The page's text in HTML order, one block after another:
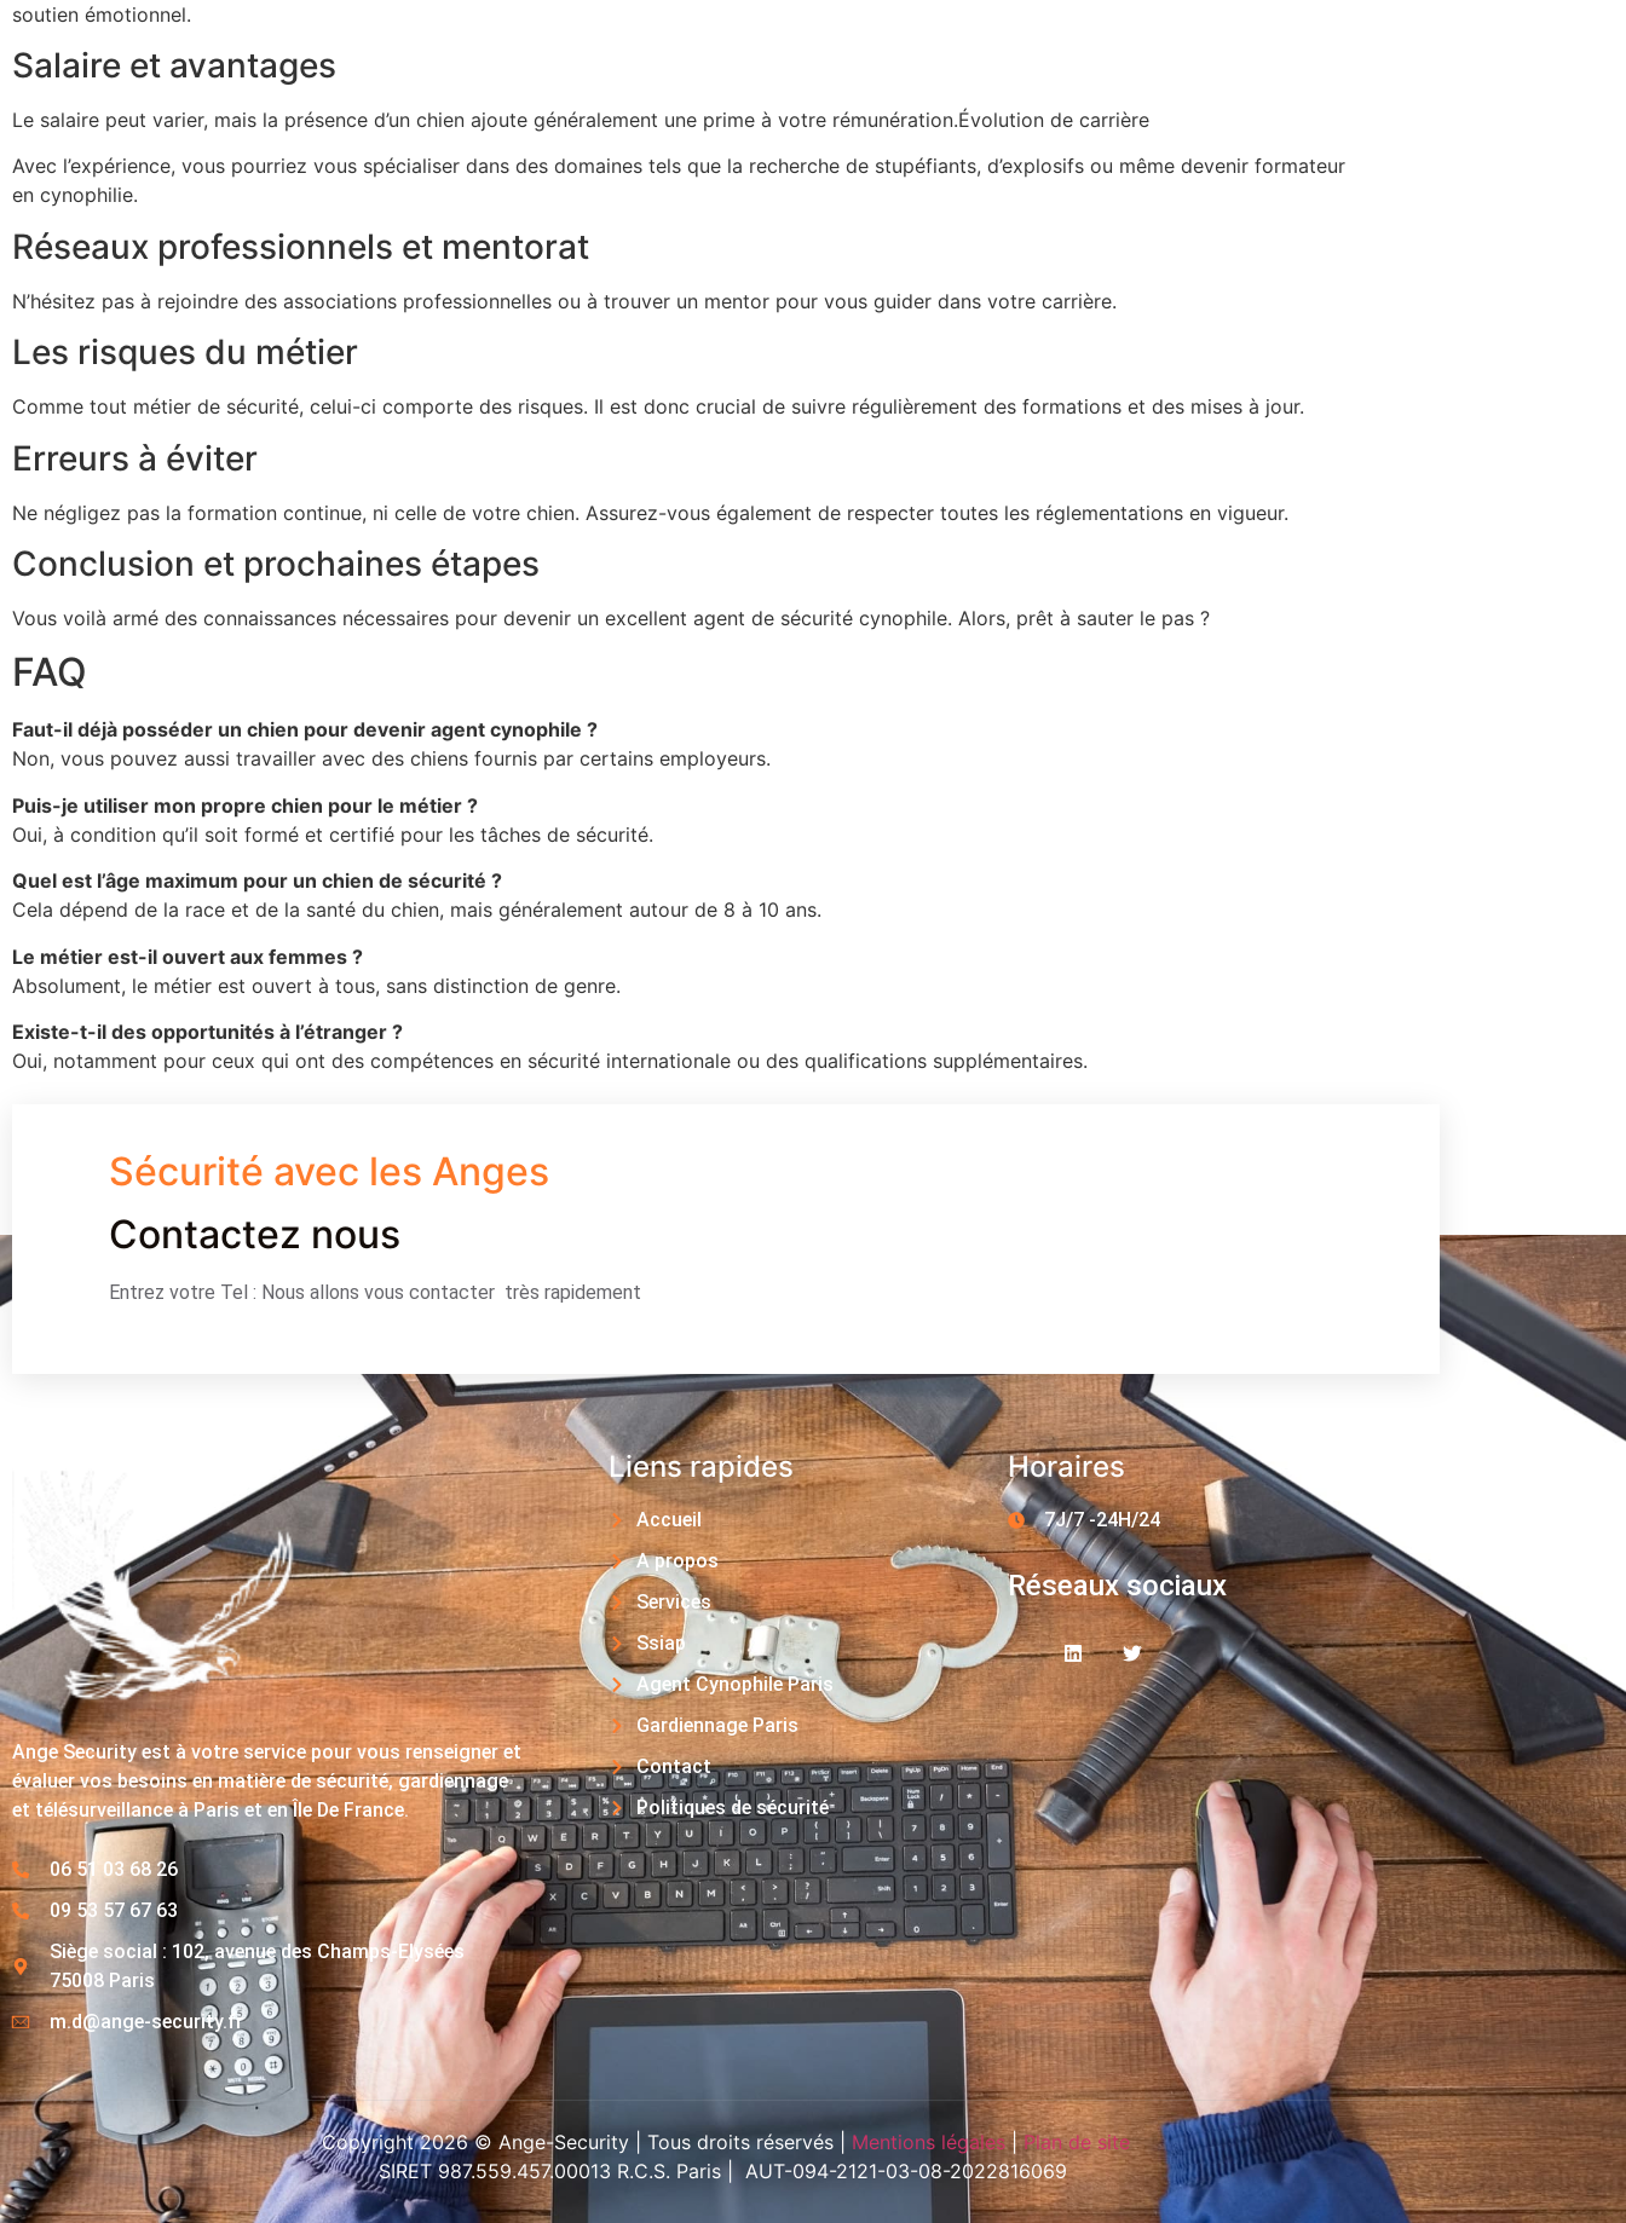
soutien émotionnel.
Salaire et avantages
Le salaire peut varier, mais la présence d’un chien ajoute généralement une prime à votre rémunération.Évolution de carrière
Avec l’expérience, vous pourriez vous spécialiser dans des domaines tels que la recherche de stupéfiants, d’explosifs ou même devenir formateur
en cynophilie.
Réseaux professionnels et mentorat
N’hésitez pas à rejoindre des associations professionnelles ou à trouver un mentor pour vous guider dans votre carrière.
Les risques du métier
Comme tout métier de sécurité, celui-ci comporte des risques. Il est donc crucial de suivre régulièrement des formations et des mises à jour.
Erreurs à éviter
Ne négligez pas la formation continue, ni celle de votre chien. Assurez-vous également de respecter toutes les réglementations en vigueur.
Conclusion et prochaines étapes
Vous voilà armé des connaissances nécessaires pour devenir un excellent agent de sécurité cynophile. Alors, prêt à sauter le pas ?
FAQ
Faut-il déjà posséder un chien pour devenir agent cynophile ?
Non, vous pouvez aussi travailler avec des chiens fournis par certains employeurs.
Puis-je utiliser mon propre chien pour le métier ?
Oui, à condition qu’il soit formé et certifié pour les tâches de sécurité.
Quel est l’âge maximum pour un chien de sécurité ?
Cela dépend de la race et de la santé du chien, mais généralement autour de 8 à 10 ans.
Le métier est-il ouvert aux femmes ?
Absolument, le métier est ouvert à tous, sans distinction de genre.
Existe-t-il des opportunités à l’étranger ?
Oui, notamment pour ceux qui ont des compétences en sécurité internationale ou des qualifications supplémentaires.
Sécurité avec les Anges
Contactez nous
Entrez votre Tel : Nous allons vous contacter très rapidement
Ange Security est à votre service pour vous renseigner et
évaluer vos besoins en matière de sécurité, gardiennage
et télésurveillance à Paris et en Île De France.
06 51 03 68 26
09 53 57 67 63
Siège social : 102, avenue des Champs-Elysées
75008 Paris
m.d@ange-security.fr
Liens rapides
Accueil
A propos
Services
Ssiap
Agent Cynophile Paris
Gardiennage Paris
Contact
Politiques de sécurité
Horaires
7J/7 -24H/24
Réseaux sociaux
Copyright 2026 © Ange-Security | Tous droits réservés | Mentions légales|Plan de site
SIRET 987.559.457.00013 R.C.S. Paris | AUT-094-2121-03-08-2022816069